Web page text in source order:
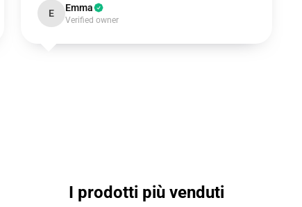
E Emma
Verified owner
I prodotti più venduti